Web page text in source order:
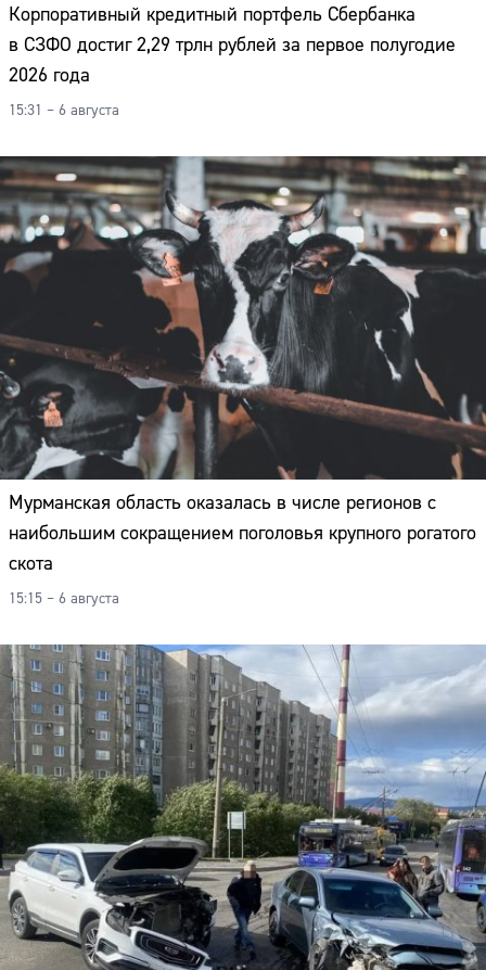
Корпоративный кредитный портфель Сбербанка
в СЗФО достиг 2,29 трлн рублей за первое полугодие
2026 года
15:31 – 6 августа
Мурманская область оказалась в числе регионов с
наибольшим сокращением поголовья крупного рогатого
скота
15:15 – 6 августа